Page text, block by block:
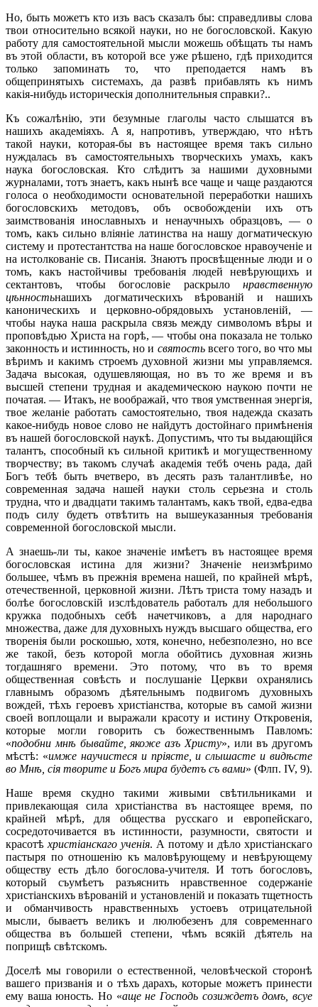
Но, быть можетъ кто изъ васъ сказалъ бы: справедливы слова
твои относительно всякой науки, но не богословской. Какую
работу для самостоятельной мысли можешь обѣщать ты намъ
въ этой области, въ которой все уже рѣшено, гдѣ приходится
только запоминать то, что преподается намъ въ
общепринятыхъ системахъ, да развѣ прибавлять къ нимъ
какія-нибудь историческія дополнительныя справки?..
Къ сожалѣнію, эти безумные глаголы часто слышатся въ
нашихъ академіяхъ. А я, напротивъ, утверждаю, что нѣтъ
такой науки, которая-бы въ настоящее время такъ сильно
нуждалась въ самостоятельныхъ творческихъ умахъ, какъ
наука богословская. Кто слѣдитъ за нашими духовными
журналами, тотъ знаетъ, какъ нынѣ все чаще и чаще раздаются
голоса о необходимости основательной переработки нашихъ
богословскихъ методовъ, объ освобожденіи ихъ отъ
заимствованія инославныхъ и ненаучныхъ образцовъ, — о
томъ, какъ сильно вліяніе латинства на нашу догматическую
систему и протестантства на наше богословское нравоученіе и
на истолкованіе св. Писанія. Знаютъ просвѣщенные люди и о
томъ, какъ настойчивы требованія людей невѣрующихъ и
сектантовъ, чтобы богословіе раскрыло нравственную
цѣнностьнашихъ догматическихъ вѣрованій и нашихъ
каноническихъ и церковно-обрядовыхъ установленій, —
чтобы наука наша раскрыла связь между символомъ вѣры и
проповѣдью Христа на горѣ, — чтобы она показала не только
законность и истинность, но и святостьвсего того, во что мы
вѣримъ и какимъ строемъ духовной жизни мы управляемся.
Задача высокая, одушевляющая, но въ то же время и въ
высшей степени трудная и академическою наукою почти не
початая. — Итакъ, не воображай, что твоя умственная энергія,
твое желаніе работать самостоятельно, твоя надежда сказать
какое-нибудь новое слово не найдутъ достойнаго примѣненія
въ нашей богословской наукѣ. Допустимъ, что ты выдающійся
талантъ, способный къ сильной критикѣ и могущественному
творчеству; въ такомъ случаѣ академія тебѣ очень рада, дай
Богъ тебѣ быть вчетверо, въ десять разъ талантливѣе, но
современная задача нашей науки столь серьезна и столь
трудна, что и двадцати такимъ талантамъ, какъ твой, едва-едва
подъ силу будетъ отвѣтить на вышеуказанныя требованія
современной богословской мысли.
А знаешь-ли ты, какое значеніе имѣетъ въ настоящее время
богословская истина для жизни? Значеніе неизмѣримо
большее, чѣмъ въ прежнія времена нашей, по крайней мѣрѣ,
отечественной, церковной жизни. Лѣтъ триста тому назадъ и
болѣе богословскій изслѣдователь работалъ для небольшого
кружка подобныхъ себѣ начетчиковъ, а для народнаго
множества, даже для духовныхъ нуждъ высшаго общества, его
творенія были роскошью, хотя, конечно, небезполезно, но все
же такой, безъ которой могла обойтись духовная жизнь
тогдашняго времени. Это потому, что въ то время
общественная совѣсть и послушаніе Церкви охранялись
главнымъ образомъ дѣятельнымъ подвигомъ духовныхъ
вождей, тѣхъ героевъ христіанства, которые въ самой жизни
своей воплощали и выражали красоту и истину Откровенія,
которые могли говорить съ божественнымъ Павломъ:
«подобни мнѣ бывайте, якоже азъ Христу», или въ другомъ
мѣстѣ: «имже научистеся и пріясте, и слышасте и видѣсте
во Мнѣ, сія творите и Богъ мира будетъ съ вами» (Флп. IV, 9).
Наше время скудно такими живыми свѣтильниками и
привлекающая сила христіанства въ настоящее время, по
крайней мѣрѣ, для общества русскаго и европейскаго,
сосредоточивается въ истинности, разумности, святости и
красотѣ христіанскаго ученія. А потому и дѣло христіанскаго
пастыря по отношенію къ маловѣрующему и невѣрующему
обществу есть дѣло богослова-учителя. И тотъ богословъ,
который съумѣетъ разъяснить нравственное содержаніе
христіанскихъ вѣрованій и установленій и показать тщетность
и обманчивость нравственныхъ устоевъ отрицательной
мысли, бываетъ великъ и люлюбезенъ для современнаго
общества въ большей степени, чѣмъ всякій дѣятель на
поприщѣ свѣтскомъ.
Доселѣ мы говорили о естественной, человѣческой сторонѣ
вашего призванія и о тѣхъ дарахъ, которые можетъ принести
ему ваша юность. Но «аще не Господь созиждетъ домъ, всуе